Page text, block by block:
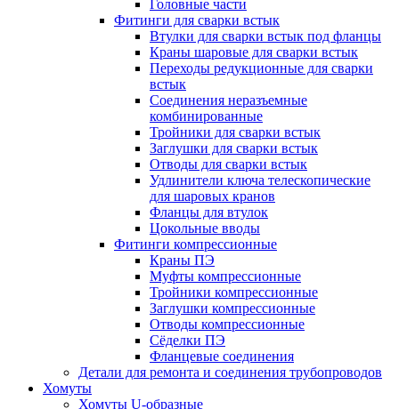
Головные части
Фитинги для сварки встык
Втулки для сварки встык под фланцы
Краны шаровые для сварки встык
Переходы редукционные для сварки
встык
Соединения неразъемные
комбинированные
Тройники для сварки встык
Заглушки для сварки встык
Отводы для сварки встык
Удлинители ключа телескопические
для шаровых кранов
Фланцы для втулок
Цокольные вводы
Фитинги компрессионные
Краны ПЭ
Муфты компрессионные
Тройники компрессионные
Заглушки компрессионные
Отводы компрессионные
Сёделки ПЭ
Фланцевые соединения
Детали для ремонта и соединения трубопроводов
Хомуты
Хомуты U-образные